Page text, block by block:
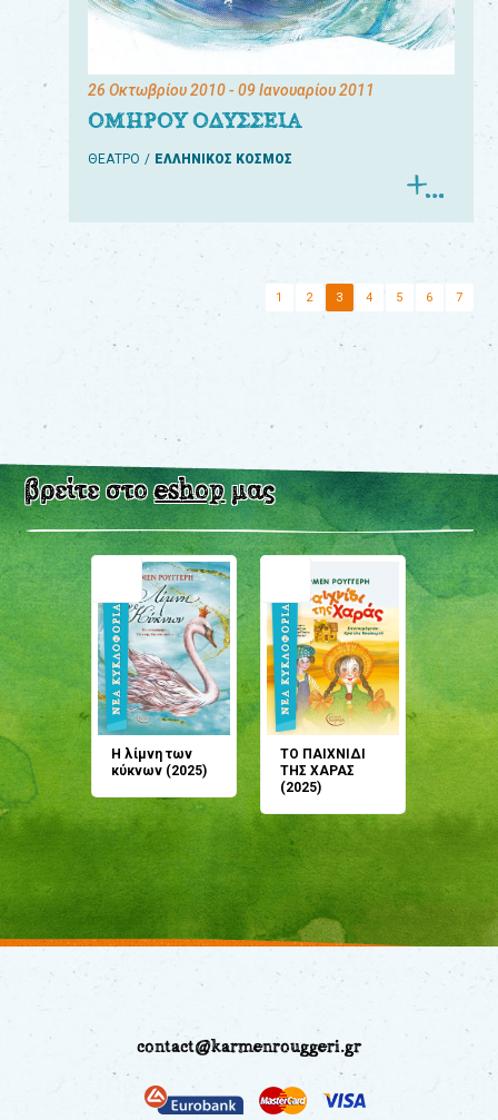
26 Οκτωβρίου 2010- 09 Ιανουαρίου 2011
ΟΜΗΡΟΥ ΟΔΥΣΣΕΙΑ
ΘΕΑΤΡΟ ΕΛΛΗΝΙΚΟΣ ΚΟΣΜΟΣ
1 2 3 4 5 6 7
βρείτε στοeshopμας
Η λίμνη των
κύκνων (2025)
ΤΟ ΠΑΙΧΝΙΔΙ
ΤΗΣ ΧΑΡΑΣ
(2025)
μου;
(2024)
contact@karmenrouggeri.gr